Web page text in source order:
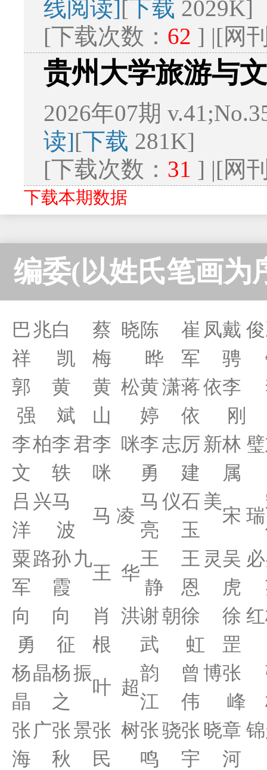
线阅读] [下载 2029K]
[下载次数： 62 ] |[网
贵州大学旅游与
2026年07期
读][下载 281K]
[下载次数： 31 ] |[网
下载本期数据
编委(以姓氏笔画为
巴兆
祥
白
凯
蔡晓
梅
陈
晔
崔凤
军
戴俊
骋
郭
强
黄
斌
黄松
山
黄潇
婷
蒋依
依
李
刚
李柏
文
李君
轶
李咪
咪
李志
勇
厉新
建
林璧
属
吕兴
洋
马
波
马 凌
马仪
亮
石美
玉
宋 瑞
粟路
军
孙九
霞
王 华
王
静
王灵
恩
吴必
虎
向
勇
向
征
肖洪
根
谢朝
武
徐
虹
徐红
罡
杨晶
晶
杨振
之
叶 超
韵
江
曾博
伟
张
峰
张广
海
张景
秋
张树
民
张骁
鸣
张晓
宇
章锦
河